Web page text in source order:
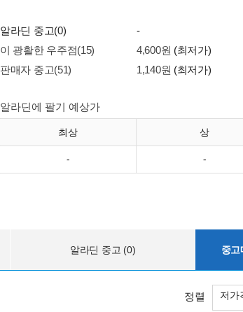
알라딘 중고(0)
-
이 광활한 우주점(15)
4,600원 (최저가)
판매자 중고(51)
1,140원 (최저가)
알라딘에 팔기 예상가
최상 상
- -
알라딘 중고 (0) 중
정렬 저가